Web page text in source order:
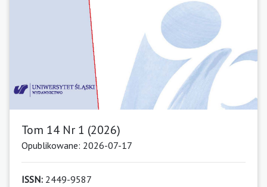
Tom 14 Nr 1 (2026)
Opublikowane: 2026-07-17
ISSN: 2449-9587